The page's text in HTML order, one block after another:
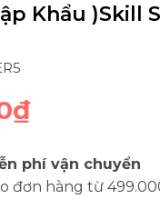
Khẩu )Skill
phí vận chuyển
đơn hàng từ